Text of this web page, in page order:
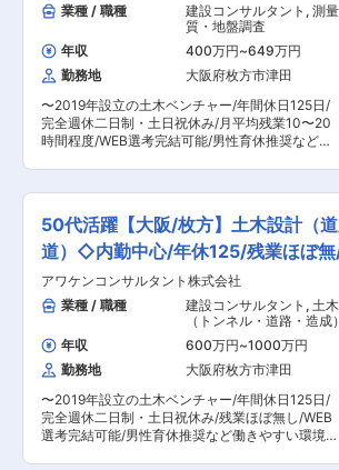
図面の修正や構造計算を行っていただきます(構造
計算は専用ソフトを使用)。 ■当社について： 当
社は1996年に金物工法プレカット工場設計部門と
してスタートし、その後木造軸組金物「NK工
法」を開発することで事業化に成功しました。中
規模以下の建築物に対する構造全般についてトー
タルでサポートし、木造建築を増やすための高品
質なサービスを提供しています。日本の気候に適
のテクノロジーを駆使して、より手軽で安価にす
ることで新たな建築文化を構築していきます。 変
らき方： ・対象地域は近畿一円です。（兵庫県、
大阪府、滋賀県など）案件により長期の出張にい
ただくことも有り、その際には帰省費用の会社補
助もございます（規定有） ・移動のため、社用車
（軽乗用車）の運転がございます。 ・案件にもよ
りますが、基本的に夜勤や休日出勤はございませ
ん。 ■組織構成： 施工管理は全体で10名ほどが
おり、20〜60代在籍しております。（神戸・大
阪支店計9名、東京支店1名） ■就業環境： ・基
本的に近畿メインでの業務で出張がございます
めております。 ・年間休日125日、完全週休二日
制で土日祝休みのため、腰を据えて働きやすい環
境がございます。 ■当社について： 2019年に設
立し、創業5年のフレッシュな会社で エリアの土
木工事に関わっています。本社は丹波篠山市です
が、神戸・大阪・東京に事務所があり、東京から
九州まで、日本の西半分の幅広い ・土木工事に関
わることなら、測量から設計、工事施工、登記に
いたるまで、ワンストップですべてを行う技術力
を強みに、事業を展開しております。 変更の範
囲：会社の定める業務
業種 / 職種
建設コンサルタント , 測
質・地盤調査
年収
400万円~649万円
勤務地
大阪府枚方市津田
〜2019年設立の土木ベンチャー/年間休日125日/
完全週休二日制・土日祝休み/月平均残業10〜20
時間程度/WEB選考完結可能/男性育休推奨など働
及び施工等を手掛ける当社にて、測量業務をお任
せいたします。 ▼具体的には下記業務をお任せし
ます ・用地測量 ・工事測量 ・基本測量 ■はたら
き方： ・対象地域は近畿一円です。（兵庫県、大
阪府、滋賀県など） ・移動のため、社用車（軽乗
用車）の運転がございます。 ・基本的に夜勤や休
日出勤はございません。 ■組織構成： 配属とな
る測量チームには30人在籍しており、20代〜60
代まで幅広い方が活躍しています。当社は中途入
社者が多数在籍しておりますので、入社後も安心
して就業可能です。 ■就業環境： ・基本的に関
東メインでの業務で出張がございますが、泊りが
けの出張は無く、日帰りでの対応となります。 ・
定時退社している方が多く、残業は月平均10〜
20時間程度で基本的に時間内での業務に努めてお
ります。 ・年間休日125日、完全週休二日制で土
50代活躍【大阪/枚方】土木設計（
道）◇内勤中心/年休125/残業ほぼ
アワケンコンサルタント株式会社
業種 / 職種
建設コンサルタント , 土
（トンネル・道路・造成
測量（上下水道）
年収 600万円~1000万円
勤務地
大阪府枚方市津田
〜2019年設立の土木ベンチャー/年間休日125日/
完全週休二日制・土日祝休み/残業ほぼ無し/WEB
選考完結可能/男性育休推奨など働きやすい環境